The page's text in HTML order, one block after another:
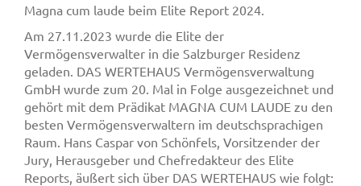
Magna cum laude beim Elite Report 2024.
Am 27.11.2023 wurde die Elite der
Vermögensverwalter in die Salzburger Residenz
geladen. DAS WERTEHAUS Vermögensverwaltung
GmbH wurde zum 20. Mal in Folge ausgezeichnet und
gehört mit dem Prädikat MAGNA CUM LAUDE zu den
besten Vermögensverwaltern im deutschsprachigen
Raum. Hans Caspar von Schönfels, Vorsitzender der
Jury, Herausgeber und Chefredakteur des Elite
Reports, äußert sich über DAS WERTEHAUS wie folgt: